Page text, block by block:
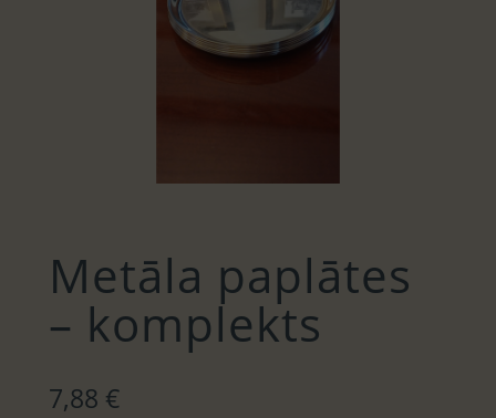
Metāla paplātes
– komplekts
7,88 €